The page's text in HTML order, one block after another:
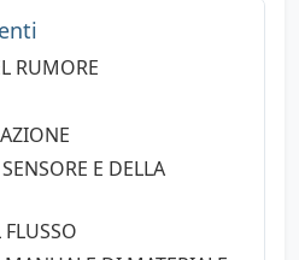
RUMORE
E DELLA